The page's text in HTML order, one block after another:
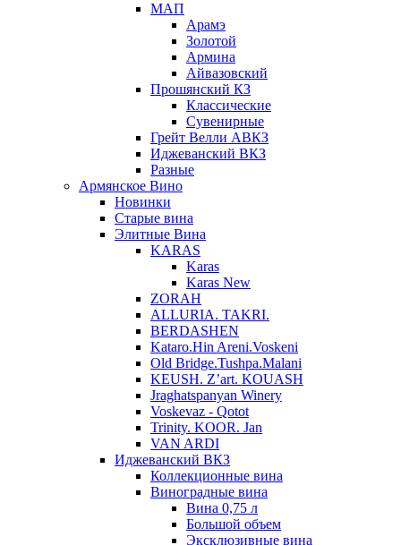
МАП
Арамэ
Золотой
Армина
Айвазовский
Прошянский КЗ
Классические
Сувенирные
Грейт Велли АВКЗ
Иджеванский ВКЗ
Разные
Армянское Вино
Новинки
Старые вина
Элитные Вина
KARAS
Karas
Karas New
ZORAH
ALLURIA. TAKRI.
BERDASHEN
Kataro.Hin Areni.Voskeni
Old Bridge.Tushpa.Malani
KEUSH. Z’art. KOUASH
Jraghatspanyan Winery
Voskevaz - Qotot
Trinity. KOOR. Jan
VAN ARDI
Иджеванский ВКЗ
Коллекционные вина
Виноградные вина
Вина 0,75 л
Большой объем
Эксклюзивные вина